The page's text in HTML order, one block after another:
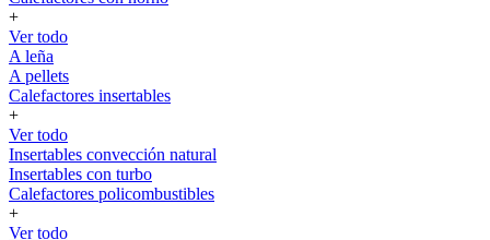
+
Ver todo
A leña
A pellets
Calefactores insertables
+
Ver todo
Insertables convección natural
Insertables con turbo
Calefactores policombustibles
+
Ver todo